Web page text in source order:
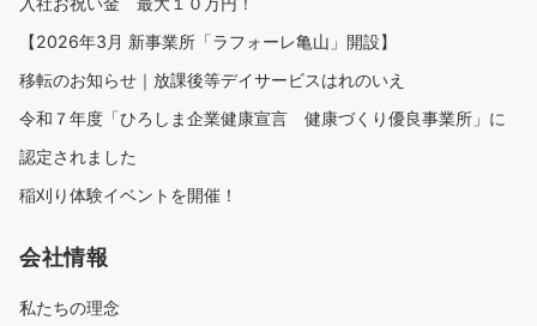
【2026年3月 新事業所「ラフォーレ亀山」開設】
移転のお知らせ｜放課後等デイサービスはれのいえ
令和７年度「ひろしま企業健康宣言 健康づくり優良事業所」に
認定されました
稲刈り体験イベントを開催！
会社情報
私たちの理念